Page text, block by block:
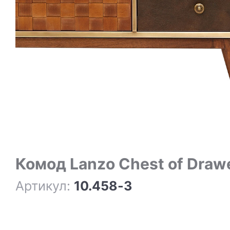
Комод Lanzo Chest of
Артикул: 10.458-3